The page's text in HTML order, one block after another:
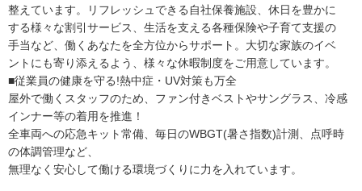
整えています。リフレッシュできる自社保養施設、休日を豊かに
する様々な割引サービス、生活を支える各種保険や子育て支援の
手当など、働くあなたを全方位からサポート。大切な家族のイベ
ントにも寄り添えるよう、様々な休暇制度をご用意しています。
■従業員の健康を守る!熱中症・UV対策も万全
屋外で働くスタッフのため、ファン付きベストやサングラス、冷感
インナー等の着用を推進！
全車両への応急キット常備、毎日のWBGT(暑さ指数)計測、点呼時
の体調管理など、
無理なく安心して働ける環境づくりに力を入れています。